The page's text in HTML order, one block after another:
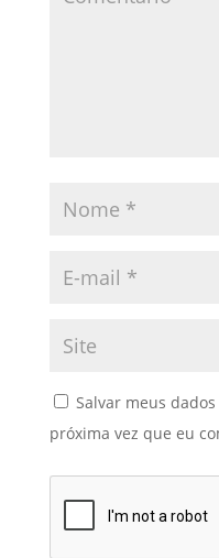
Salvar meus
próxima vez que eu